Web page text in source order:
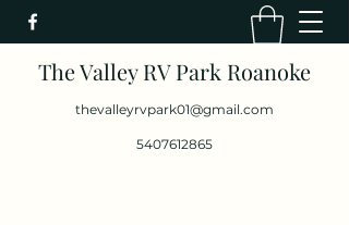
The Valley RV Park Roanoke
thevalleyrvpark01@gmail.com
5407612865